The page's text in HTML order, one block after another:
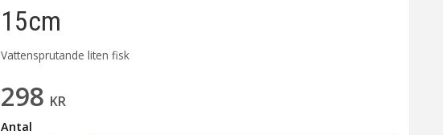
15cm
​Vattensprutande liten fisk
298 KR
Antal